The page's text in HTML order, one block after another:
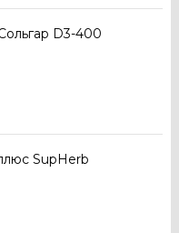
D3-400
SupHerb